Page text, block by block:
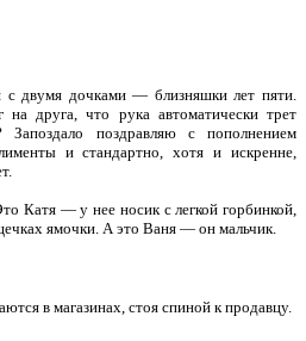
с двумя дочками — близняшки лет пяти.
друга, что рука автоматически трет
поздравляю с пополнением
и стандартно, хотя и искренне,
Катя — у нее носик с легкой горбинкой,
ямочки. А это Ваня — он мальчик.
в магазинах, стоя спиной к продавцу.